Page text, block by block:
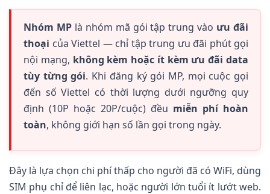
Nhóm MPlà nhóm mã gói tập trung vào ưu đãi
thoại của Viettel — chỉ tập trung ưu đãi phút gọi
nội mạng, không kèm hoặc ít kèm ưu đãi data
tùy từng gói. Khi đăng ký gói MP, mọi cuộc gọi
đến số Viettel có thời lượng dưới ngưỡng quy
định (10P hoặc 20P/cuộc) đều miễn phí hoàn
toàn, không giới hạn số lần gọi trong ngày.
Đây là lựa chọn chi phí thấp cho người đã có WiFi, dùng
SIM phụ chỉ để liên lạc, hoặc người lớn tuổi ít lướt web.